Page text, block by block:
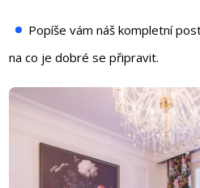
Popíše vám náš kompletní
na co je dobré se připravit.